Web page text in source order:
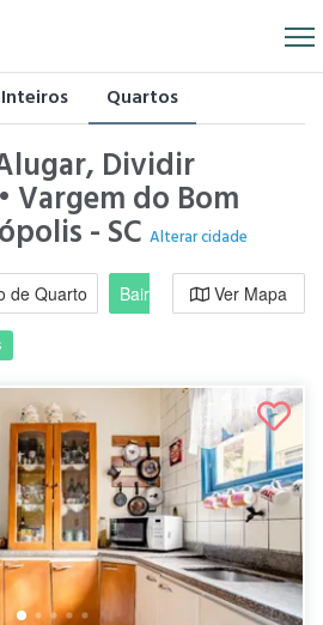
Quartos
Dividir
Vargem do Bom
- SC Alterar cidade
de Quarto Bairro / RegiãoVer Mapa